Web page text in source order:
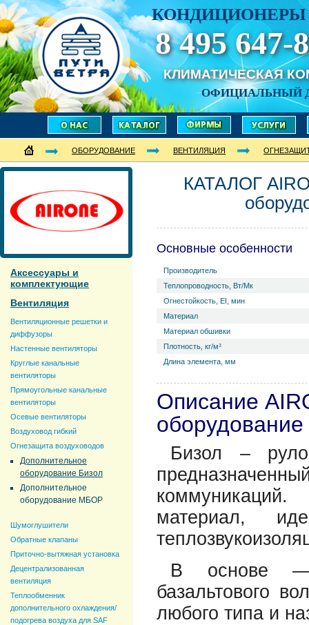
КОНДИЦИОНЕРЫ
8 495 647-
КЛИМАТИЧЕСКАЯ
ОФИЦИАЛЬНЫЙ
ОБОРУДОВАНИЕ ВЕНТИЛЯЦИЯ
Аксессуары и
комплектующие
Вентиляция
Вентиляционные решетки и
диффузоры
Настенные вентиляторы
Круглые канальные
вентиляторы
Прямоугольные канальные
вентиляторы
Осевые вентиляторы
Воздуховод гибкий
Огнезащита воздуховодов
Дополнительное
оборудование Бизол
Дополнительное
оборудование МБОР
Шумоглушители
Обратные клапаны
Приточно-вытяжная установка
Децентрализованная
вентиляция
Теплообменник
дополнительного охлаждения/
подогрева воздуха для SAF
КАТАЛОГ
Основные особенности
Производитель
Теплопроводность, Вт/Мк
Огнестойкость, EI, мин
Материал
Материал обшивки
Плотность, кг/м³
Длина элемента, мм
Описание
Бизол –
материал,
В основе —
базальтового
любого типа и